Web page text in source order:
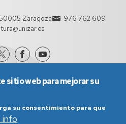
Zaragoza
976 762 609
sitio web para mejorar su
su consentimiento para que
info